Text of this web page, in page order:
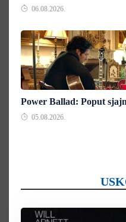
06.08.2026.
Power Ballad: Poput
05.08.2026.